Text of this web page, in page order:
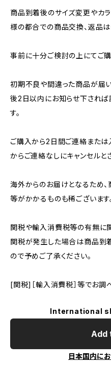
商品到着後のサイズ変更やカ
様の都合での商品交換、返品は
事前に十分ご検討の上にてご購
初期不良や間違った商品が届
後2日以内にお知らせ下され
す。
ご購入から2日間ご連絡または
からご連絡なしにキャンセルと
海外からのお届けとなるため
等がかかるものも稀ございます
関税や輸入消費税等の有無に
関税が発生した場合は商品到
ので予めご了承ください。
[関税]［輸入消費税］等でお調
International
Add
日本国内に